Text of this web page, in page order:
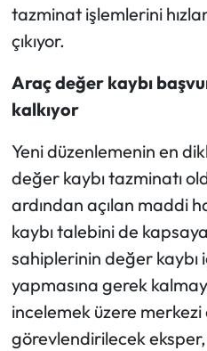
tazminat işlemlerini
çıkıyor.
Araç değer kaybı
kalkıyor
Yeni düzenlemenin en
değer kaybı tazminatı
ardından açılan maddi
kaybı talebini de
sahiplerinin değer kaybı
yapmasına gerek
incelemek üzere
görevlendirilecek